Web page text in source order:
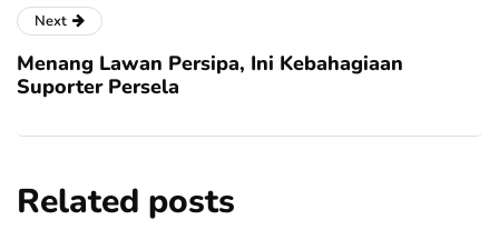
Next
Menang Lawan Persipa, Ini Kebahagiaan
Suporter Persela
Related posts